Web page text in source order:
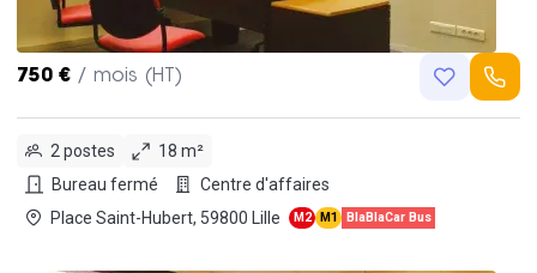
750 € / mois (HT)
2 postes
18 m²
Bureau fermé
Centre d'affaires
Place Saint-Hubert, 59800 Lille
M2 M1 BlaBlaCar Bus